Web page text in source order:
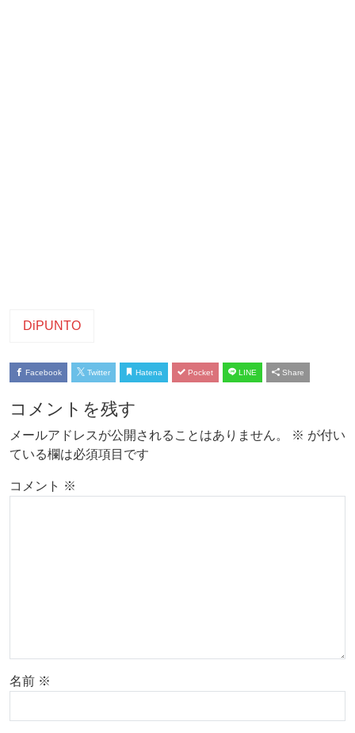
DiPUNTO
Facebook Twitter Hatena Pocket LINE Share
コメントを残す
メールアドレスが公開されることはありません。 ※ が付い
ている欄は必須項目です
コメント ※
名前 ※